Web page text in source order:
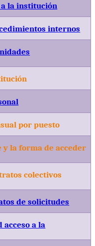
la institución
internos
por puesto
la forma de acceder
colectivos
de solicitudes
a la